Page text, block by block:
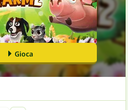
Gioca